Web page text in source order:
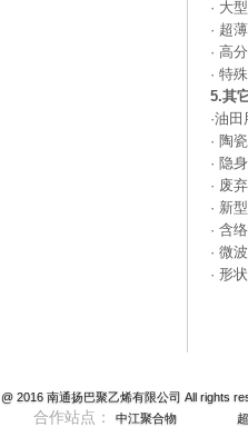
· 大
· 超
· 高
· 特
5.其
·油田
· 陶
· 隐
· 废
· 新
· 含
· 微
· 形
@ 2016 南通扬巴聚乙烯有限公司 All rights
合作站点： 中江聚合物